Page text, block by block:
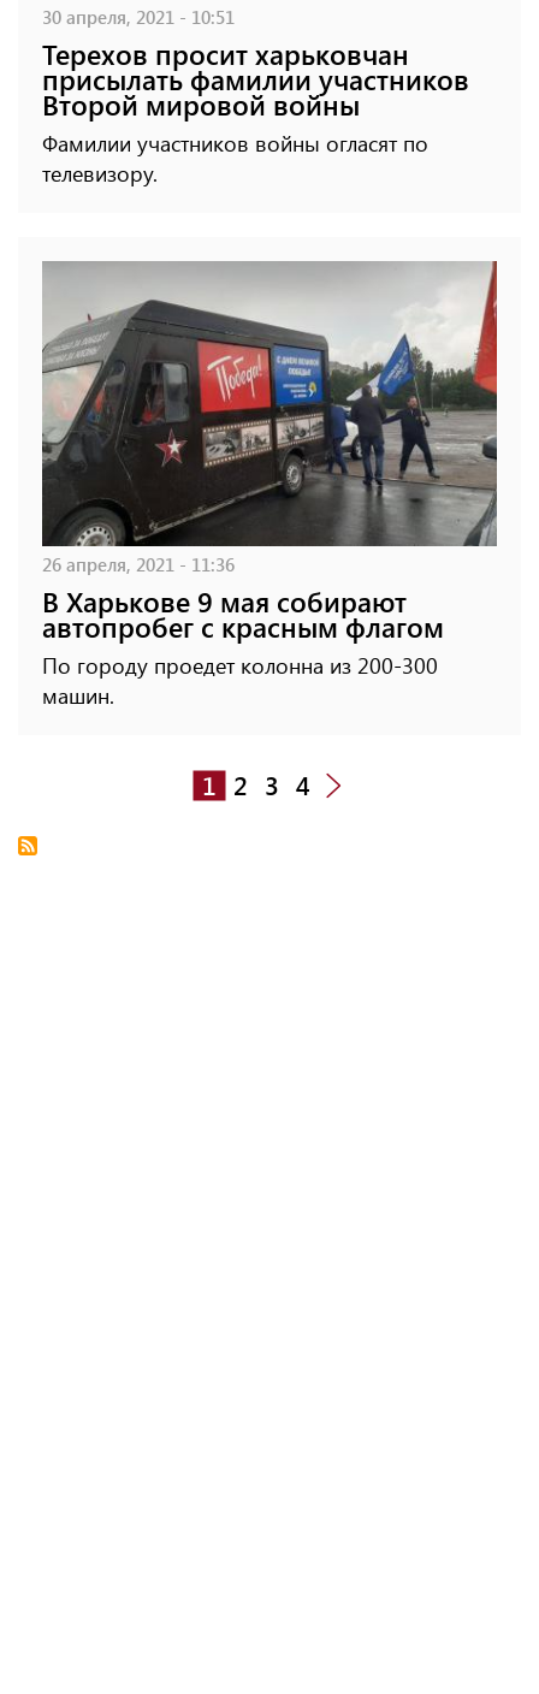
30 апреля, 2021 - 10:51
Терехов просит харьковчан
присылать фамилии участников
Второй мировой войны
Фамилии участников войны огласят по
телевизору.
26 апреля, 2021 - 11:36
В Харькове 9 мая собирают
автопробег с красным флагом
По городу проедет колонна из 200-300
машин.
1 2 3 4